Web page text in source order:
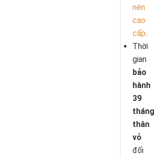
nén
cao
cấp.
Thời
gian
bảo
hành
39
tháng
thân
vỏ
đối